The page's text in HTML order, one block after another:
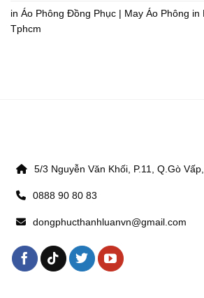
in Áo Phông Đồng Phục | May Áo Phông in
Tphcm
5/3 Nguyễn Văn Khối, P.11, Q.Gò
0888 90 80 83
dongphucthanhluanvn@gmail.com